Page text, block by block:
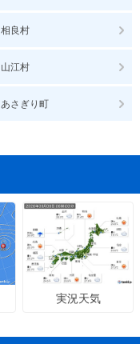
相良村
山江村
あさぎり町
実況天気